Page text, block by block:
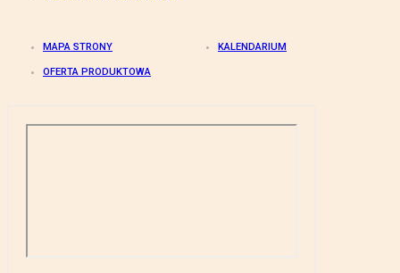
MAPA STRONY KALENDARIUM
OFERTA PRODUKTOWA